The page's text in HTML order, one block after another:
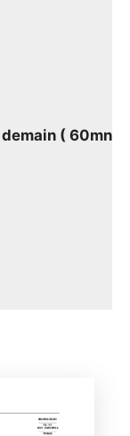
demain ( 60mn